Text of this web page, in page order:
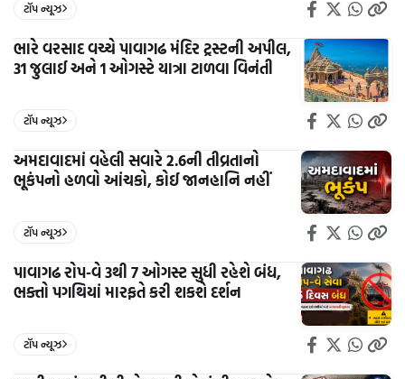
ટૉપ ન્યૂઝ
ભારે વરસાદ વચ્ચે પાવાગઢ મંદિર ટ્રસ્ટની અપીલ,
31 જુલાઈ અને 1 ઓગસ્ટે યાત્રા ટાળવા વિનંતી
ટૉપ ન્યૂઝ
અમદાવાદમાં વહેલી સવારે 2.6ની તીવ્રતાનો
ભૂકંપનો હળવો આંચકો, કોઈ જાનહાનિ નહીં
ટૉપ ન્યૂઝ
પાવાગઢ રોપ-વે 3થી 7 ઓગસ્ટ સુધી રહેશે બંધ,
ભક્તો પગથિયાં મારફતે કરી શકશે દર્શન
ટૉપ ન્યૂઝ